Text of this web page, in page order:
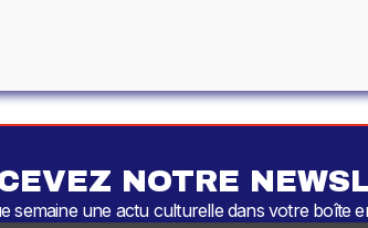
NOTRE
semaine une actu culturelle dans votre boîte